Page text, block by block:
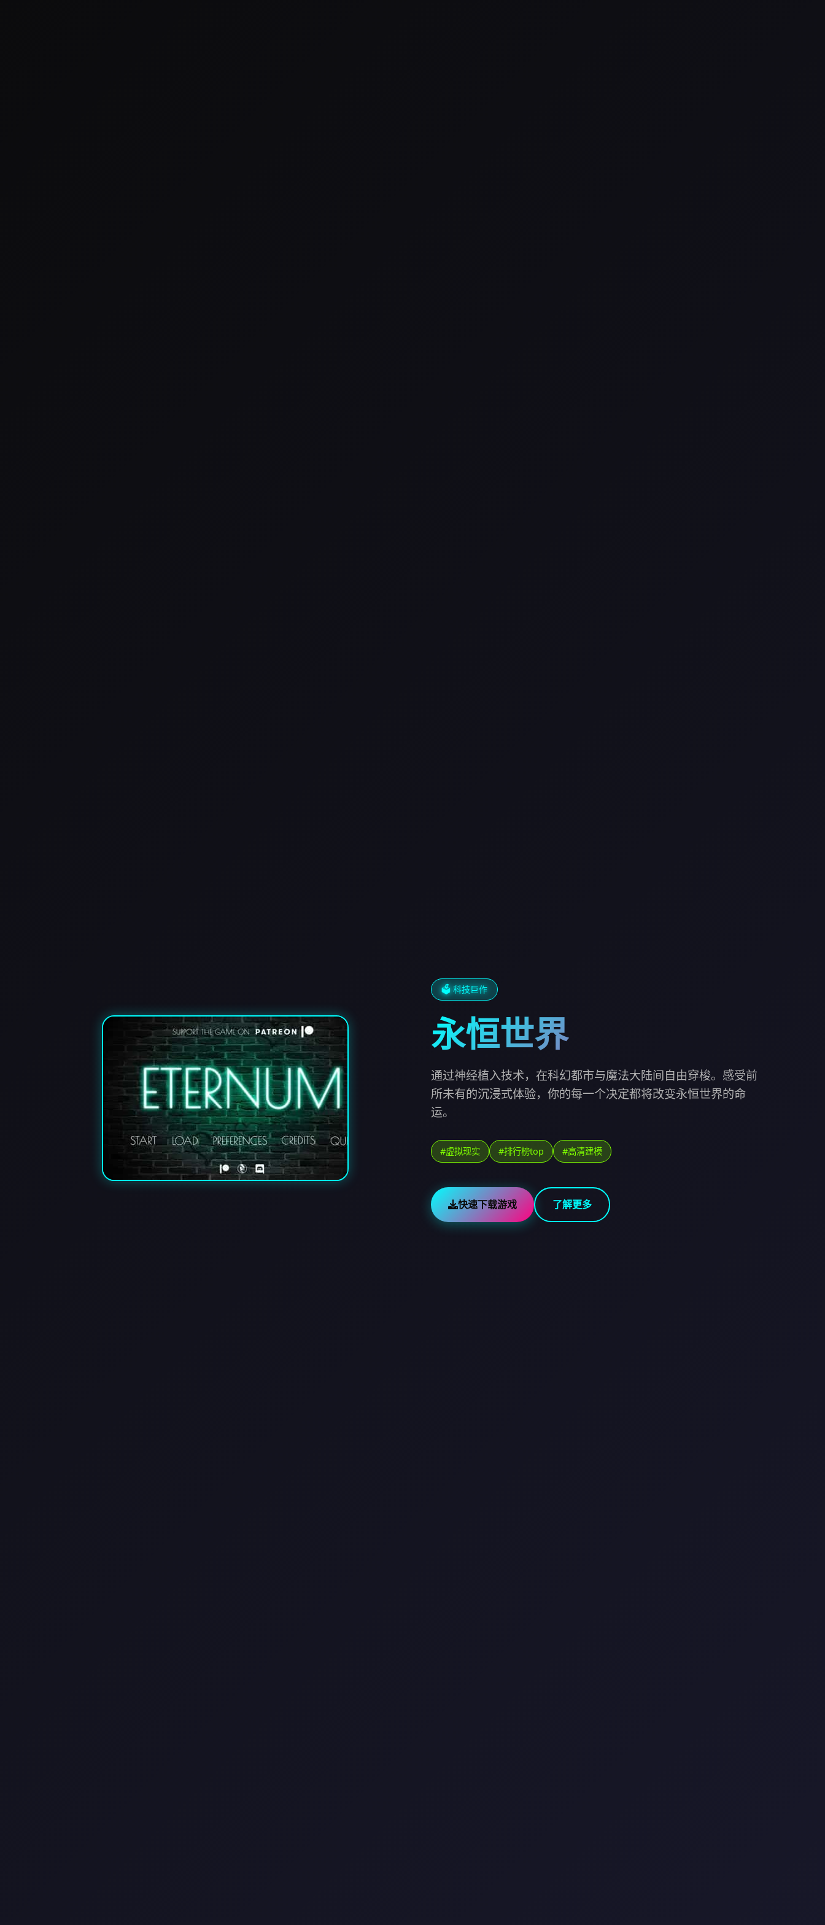
🗳️ 科技巨作
永恒世界
通过神经植入技术，在科幻都市与魔法大陆间自由穿梭。感受前
所未有的沉浸式体验，你的每一个决定都将改变永恒世界的命
运。
#虚拟现实 #排行榜top #高清建模
快速下载游戏 了解更多